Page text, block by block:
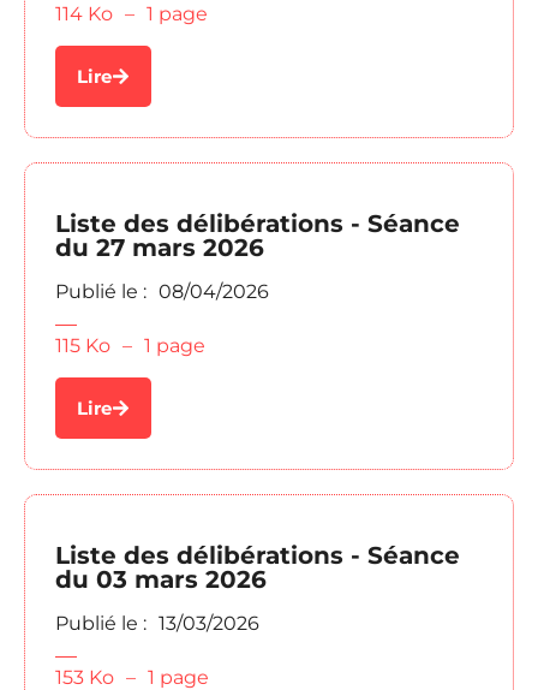
114 Ko – 1 page
Lire
Liste des délibérations - Séance
du 27 mars 2026
Publié le : 08/04/2026
115 Ko – 1 page
Lire
Liste des délibérations - Séance
du 03 mars 2026
Publié le : 13/03/2026
153 Ko – 1 page